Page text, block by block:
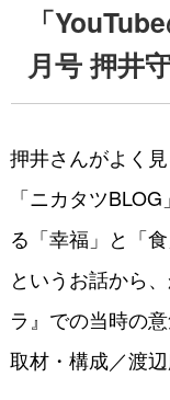
「
月号 押井
押井さんがよく
「ニカタツ
る「幸福」と「
というお話から
ラ』での当時の
取材・構成／渡